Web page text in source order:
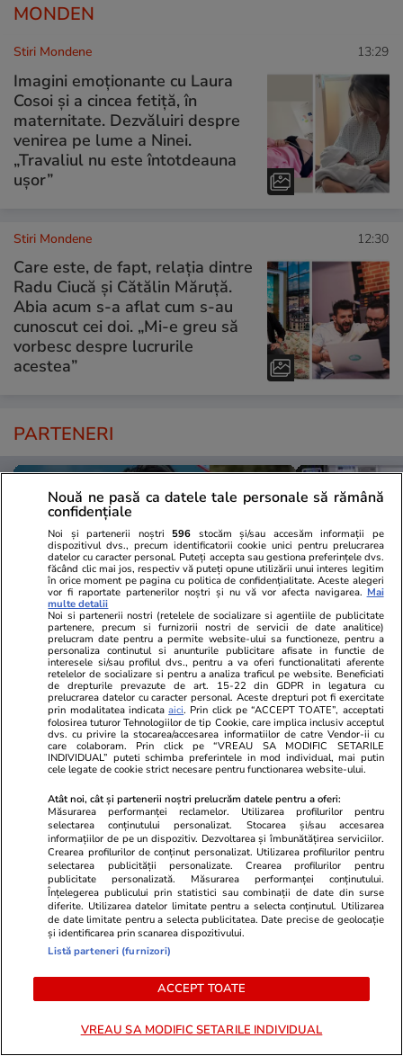
MONDEN
Stiri Mondene 13:29
Imagini emoționante cu Laura
Cosoi și a cincea fetiță, în
maternitate. Dezvăluiri despre
venirea pe lume a Ninei.
„Travaliul nu este întotdeauna
ușor”
Stiri Mondene 12:30
Care este, de fapt, relația dintre
Radu Ciucă și Cătălin Măruță.
Abia acum s-a aflat cum s-au
cunoscut cei doi. „Mi-e greu să
vorbesc despre lucrurile
acestea”
PARTENERI
TVMania.ro
10 vedete din România care au
făcut furori în costum de baie.
Imagini spectaculoase cu Antonia,
INNA, Bianca Drăgușanu și alte
dive
UE, reguli
pentru
frigiderul
PARTENERI
Nouă ne pasă ca datele tale personale să rămână
confidențiale
Noi și partenerii noștri 596 stocăm și/sau accesăm informații pe
dispozitivul dvs., precum identificatorii cookie unici pentru prelucrarea
datelor cu caracter personal. Puteți accepta sau gestiona preferințele dvs.
făcând clic mai jos, respectiv vă puteți opune utilizării unui interes legitim
în orice moment pe pagina cu politica de confidențialitate. Aceste alegeri
vor fi raportate partenerilor noștri și nu vă vor afecta navigarea. Mai
multe detalii
Noi si partenerii nostri (retelele de socializare si agentiile de publicitate
partenere, precum si furnizorii nostri de servicii de date analitice)
prelucram date pentru a permite website-ului sa functioneze, pentru a
personaliza continutul si anunturile publicitare afisate in functie de
interesele si/sau profilul dvs., pentru a va oferi functionalitati aferente
retelelor de socializare si pentru a analiza traficul pe website. Beneficiati
de drepturile prevazute de art. 15-22 din GDPR in legatura cu
prelucrarea datelor cu caracter personal. Aceste drepturi pot fi exercitate
prin modalitatea indicataaici. Prin click pe “ACCEPT TOATE”, acceptati
folosirea tuturor Tehnologiilor de tip Cookie, care implica inclusiv acceptul
dvs. cu privire la stocarea/accesarea informatiilor de catre Vendor-ii cu
care colaboram. Prin click pe “VREAU SA MODIFIC SETARILE
INDIVIDUAL” puteti schimba preferintele in mod individual, mai putin
cele legate de cookie strict necesare pentru functionarea website-ului.
Atât noi, cât și partenerii noștri prelucrăm datele pentru a oferi:
Măsurarea performanței reclamelor. Utilizarea profilurilor pentru
selectarea conținutului personalizat. Stocarea și/sau accesarea
informațiilor de pe un dispozitiv. Dezvoltarea și îmbunătățirea serviciilor.
Crearea profilurilor de conținut personalizat. Utilizarea profilurilor pentru
selectarea publicității personalizate. Crearea profilurilor pentru
publicitate personalizată. Măsurarea performanței conținutului.
Înțelegerea publicului prin statistici sau combinații de date din surse
diferite. Utilizarea datelor limitate pentru a selecta conținutul. Utilizarea
de date limitate pentru a selecta publicitatea. Date precise de geolocație
și identificarea prin scanarea dispozitivului.
Listă parteneri (furnizori)
ACCEPT TOATE
VREAU SA MODIFIC SETARILE INDIVIDUAL